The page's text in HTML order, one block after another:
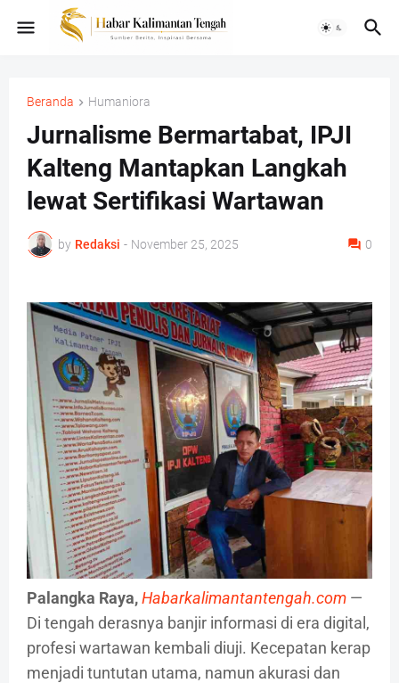
Beranda Humaniora
Jurnalisme Bermartabat, IPJI
Kalteng Mantapkan Langkah
lewat Sertifikasi Wartawan
by Redaksi - November 25, 2025 0
Palangka Raya,Habarkalimantantengah.com —
Di tengah derasnya banjir informasi di era digital,
profesi wartawan kembali diuji. Kecepatan kerap
menjadi tuntutan utama, namun akurasi dan